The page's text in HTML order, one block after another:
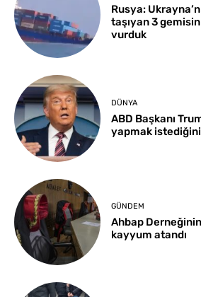
Rusya:
taşıyan 3
vurduk
DÜNYA
ABD Başkanı
yapmak
GÜNDEM
Ahbap
kayyum atandı